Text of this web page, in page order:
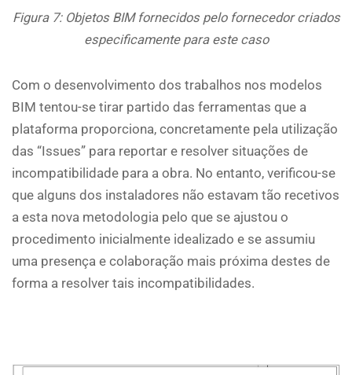
Figura 7: Objetos BIM fornecidos pelo fornecedor criados
especificamente para este caso
Com o desenvolvimento dos trabalhos nos modelos
BIM tentou-se tirar partido das ferramentas que a
plataforma proporciona, concretamente pela utilização
das “Issues” para reportar e resolver situações de
incompatibilidade para a obra. No entanto, verificou-se
que alguns dos instaladores não estavam tão recetivos
a esta nova metodologia pelo que se ajustou o
procedimento inicialmente idealizado e se assumiu
uma presença e colaboração mais próxima destes de
forma a resolver tais incompatibilidades.